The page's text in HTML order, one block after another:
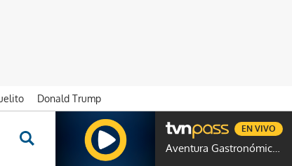
Donald Trump
ESPECIALES NOVELAS GENTE TVN
Aventura Gastronómica Colombia
EN VIVO